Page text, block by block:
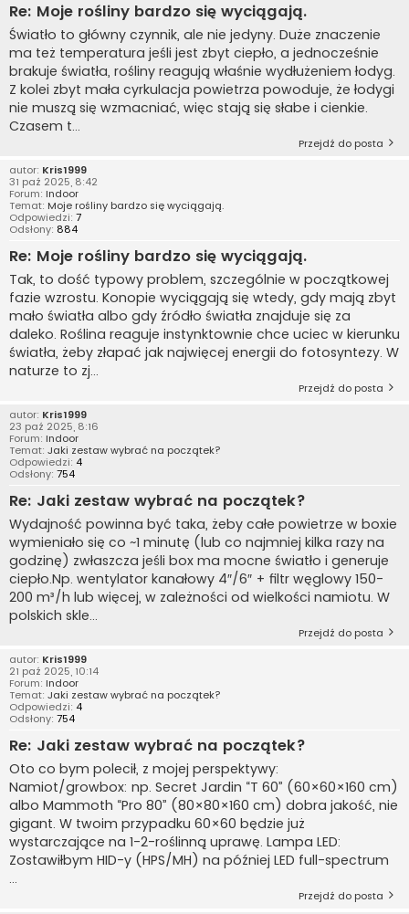
Re: Moje rośliny bardzo się wyciągają.
Światło to główny czynnik, ale nie jedyny. Duże znaczenie
ma też temperatura jeśli jest zbyt ciepło, a jednocześnie
brakuje światła, rośliny reagują właśnie wydłużeniem łodyg.
Z kolei zbyt mała cyrkulacja powietrza powoduje, że łodygi
nie muszą się wzmacniać, więc stają się słabe i cienkie.
Czasem t...
Przejdź do posta
autor: Kris1999
31 paź 2025, 8:42
Forum: Indoor
Temat: Moje rośliny bardzo się wyciągają.
Odpowiedzi: 7
Odsłony: 884
Re: Moje rośliny bardzo się wyciągają.
Tak, to dość typowy problem, szczególnie w początkowej
fazie wzrostu. Konopie wyciągają się wtedy, gdy mają zbyt
mało światła albo gdy źródło światła znajduje się za
daleko. Roślina reaguje instynktownie chce uciec w kierunku
światła, żeby złapać jak najwięcej energii do fotosyntezy. W
naturze to zj...
Przejdź do posta
autor: Kris1999
23 paź 2025, 8:16
Forum: Indoor
Temat: Jaki zestaw wybrać na początek?
Odpowiedzi: 4
Odsłony: 754
Re: Jaki zestaw wybrać na początek?
Wydajność powinna być taka, żeby całe powietrze w boxie
wymieniało się co ~1 minutę (lub co najmniej kilka razy na
godzinę) zwłaszcza jeśli box ma mocne światło i generuje
ciepło.Np. wentylator kanałowy 4″/6″ + filtr węglowy 150-
200 m³/h lub więcej, w zależności od wielkości namiotu. W
polskich skle...
Przejdź do posta
autor: Kris1999
21 paź 2025, 10:14
Forum: Indoor
Temat: Jaki zestaw wybrać na początek?
Odpowiedzi: 4
Odsłony: 754
Re: Jaki zestaw wybrać na początek?
Oto co bym polecił, z mojej perspektywy:
Namiot/growbox: np. Secret Jardin “T 60” (60×60×160 cm)
albo Mammoth “Pro 80” (80×80×160 cm) dobra jakość, nie
gigant. W twoim przypadku 60×60 będzie już
wystarczające na 1-2-roślinną uprawę. Lampa LED:
Zostawiłbym HID-y (HPS/MH) na później LED full-spectrum
...
Przejdź do posta